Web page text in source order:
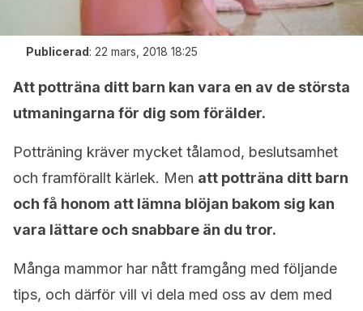
Publicerad: 22 mars, 2018 18:25
Att potträna ditt barn kan vara en av de största
utmaningarna för dig som förälder.
Potträning kräver mycket tålamod, beslutsamhet
och framförallt kärlek. Men att potträna ditt barn
och få honom att lämna blöjan bakom sig kan
vara lättare och snabbare än du tror.
Många mammor har nått framgång med följande
tips, och därför vill vi dela med oss av dem med